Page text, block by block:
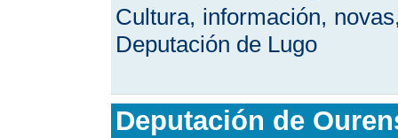
Cultura, información,
Deputación de Lugo
Deputación de